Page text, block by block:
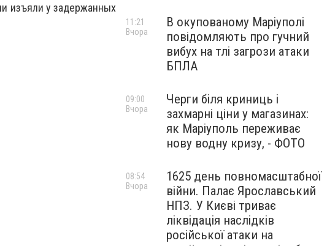
изъяли у задержанных
В окупованому Маріуполі
повідомляють про гучний
вибух на тлі загрози атаки
БПЛА
11:21
Вчора
Черги біля криниць і
захмарні ціни у магазинах:
як Маріуполь переживає
нову водну кризу, - ФОТО
09:00
Вчора
1625 день повномасштабної
війни. Палає Ярославський
НПЗ. У Києві триває
ліквідація наслідків
російської атаки на
08:54
Вчора